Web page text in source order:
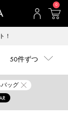
0
！
50件ずつ
ッグ